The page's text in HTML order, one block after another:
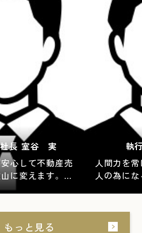
長 室谷 実
心して不動産売
に変えます。
大切な「資産、
い売買をいたし
執
人間力を
人の為に
に必要と
すべては
もっと見る